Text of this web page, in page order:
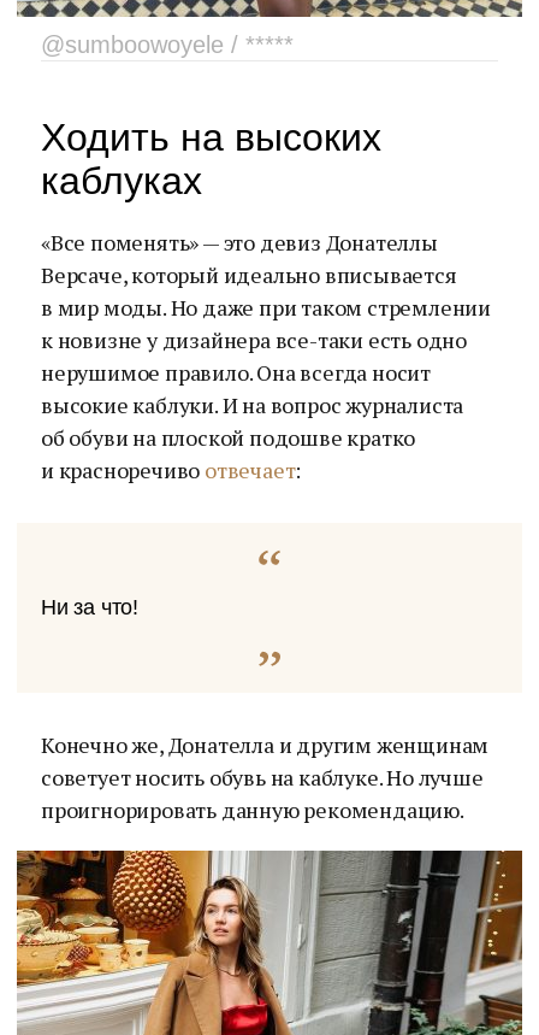
@sumboowoyele / *****
Ходить на высоких
каблуках
«Все поменять» — это девиз Донателлы
Версаче, который идеально вписывается
в мир моды. Но даже при таком стремлении
к новизне у дизайнера все-таки есть одно
нерушимое правило. Она всегда носит
высокие каблуки. И на вопрос журналиста
об обуви на плоской подошве кратко
и красноречиво отвечает:
Ни за что!
Конечно же, Донателла и другим женщинам
советует носить обувь на каблуке. Но лучше
проигнорировать данную рекомендацию.